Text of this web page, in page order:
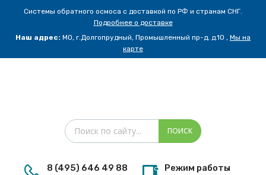
Системы обратного осмоса с доставкой по РФ и странам СНГ.
Подробнее о доставке
Наш адрес: МО, г.Долгопрудный, Промышленный пр-д, д.10 , Мы на
карте
Поиск товаров
ПОИСК
8 (495) 646 49 88 Режим работы